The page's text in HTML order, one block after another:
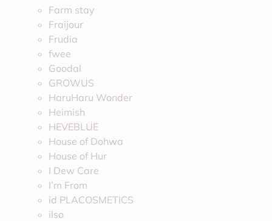
Farm stay
Fraijour
Frudia
fwee
Goodal
GROWUS
HaruHaru Wonder
Heimish
HEVEBLUE
House of Dohwa
House of Hur
I Dew Care
I’m From
id PLACOSMETICS
ilso